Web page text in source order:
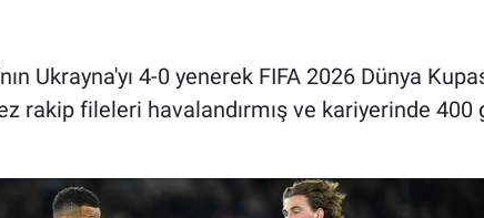
Ukrayna'yı 4-0 yenerek FIFA 2026 Dünya
rakip fileleri havalandırmış ve kariyerinde 400